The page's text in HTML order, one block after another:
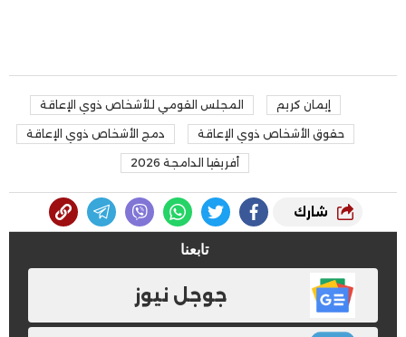
إيمان كريم المجلس القومي للأشخاص ذوي الإعاقة
حقوق الأشخاص ذوي الإعاقة دمج الأشخاص ذوي الإعاقة
أفريقيا الدامجة 2026
شارك
تابعنا
جوجل نيوز